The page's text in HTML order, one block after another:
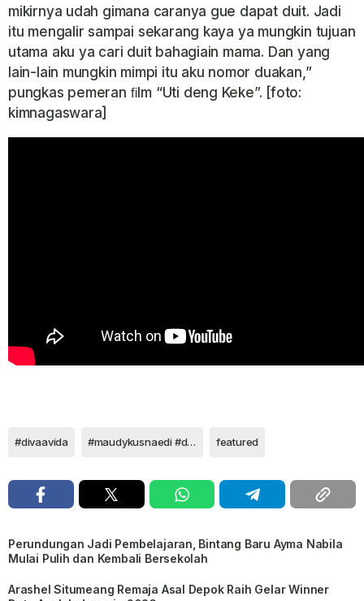
mikirnya udah gimana caranya gue dapat duit. Jadi
itu mengalir sampai sekarang kaya ya mungkin tujuan
utama aku ya cari duit bahagiain mama. Dan yang
lain-lain mungkin mimpi itu aku nomor duakan,”
pungkas pemeran ﬁlm “Uti deng Keke”. [foto:
kimnagaswara]
#divaavida #maudykusnaedi #divaavida #filmranah3warna featured
Perundungan Jadi Pembelajaran, Bintang Baru Ayma Nabila
Mulai Pulih dan Kembali Bersekolah
Arashel Situmeang Remaja Asal Depok Raih Gelar Winner